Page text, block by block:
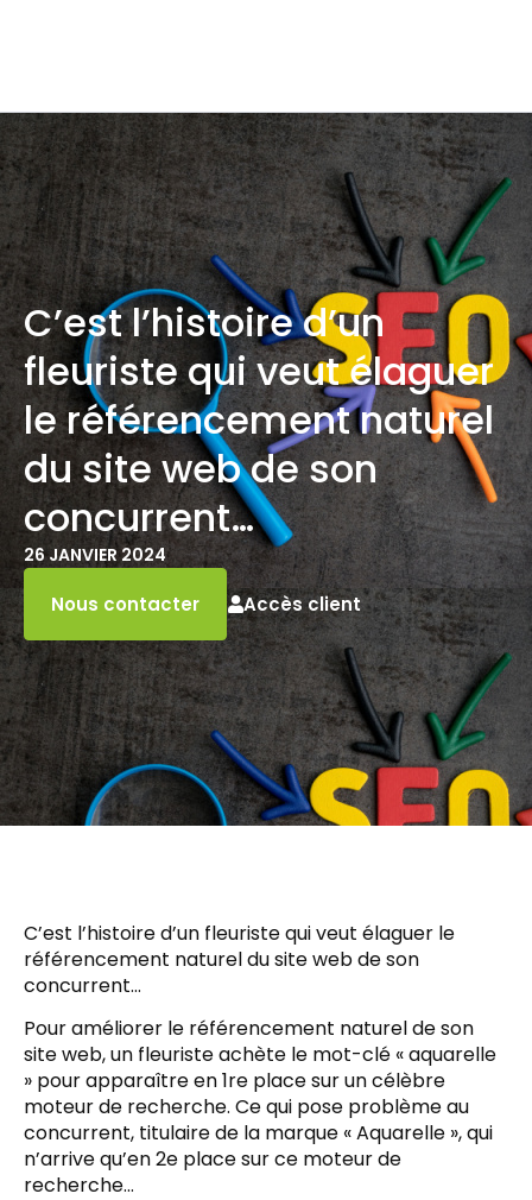
C’est l’histoire d’un
fleuriste qui veut élaguer
le référencement naturel
du site web de son
concurrent…
26 JANVIER 2024
Nous contacter Accès client
C’est l’histoire d’un fleuriste qui veut élaguer le
référencement naturel du site web de son
concurrent…
Pour améliorer le référencement naturel de son
site web, un fleuriste achète le mot-clé « aquarelle
» pour apparaître en 1re place sur un célèbre
moteur de recherche. Ce qui pose problème au
concurrent, titulaire de la marque « Aquarelle », qui
n’arrive qu’en 2e place sur ce moteur de
recherche…